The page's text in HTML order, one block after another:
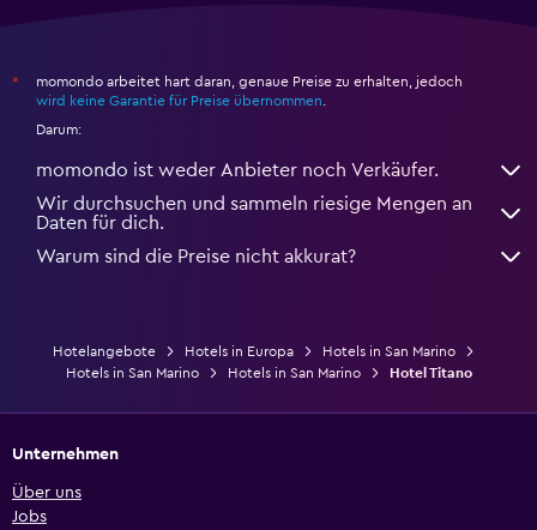
*
momondo arbeitet hart daran, genaue Preise zu erhalten, jedoch
wird keine Garantie für Preise übernommen
Darum:
momondo ist weder Anbieter noch Verkäufer.
Wir durchsuchen und sammeln riesige Mengen an
Daten für dich.
Warum sind die Preise nicht akkurat?
Hotelangebote Hotels in Europa
Hotels in San Marino
Hotels in San Marino
Hotels in San Marino Hotel Titano
Unternehmen
Über uns
Jobs